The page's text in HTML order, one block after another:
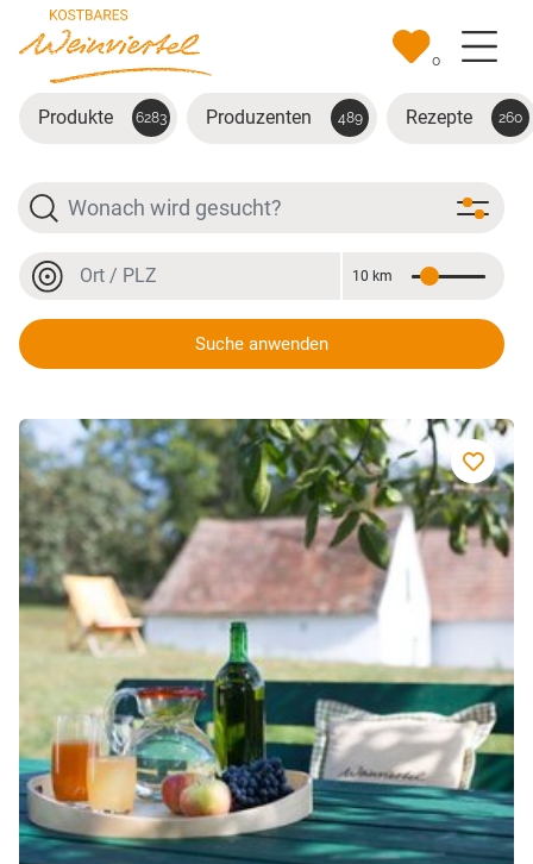
Zum Hauptinhalt springen
0
Produkte 6283 Produzenten 489 Rezepte 260
Suche
Ort oder PLZ
Entfernung
10 km
Suche anwenden
Haussemmel